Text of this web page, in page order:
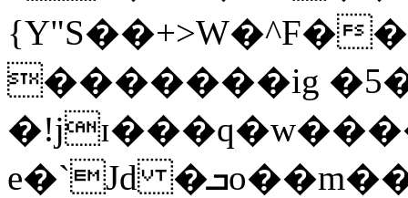
{Y"S��+>W�^F�
�������ig
e�`Jd �ܒo��m��1��d|